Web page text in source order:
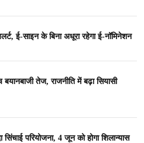
ई-साइन के बिना अधूरा रहेगा ई-नॉमिनेशन
तेज, राजनीति में बढ़ा सियासी
परियोजना, 4 जून को होगा शिलान्यास